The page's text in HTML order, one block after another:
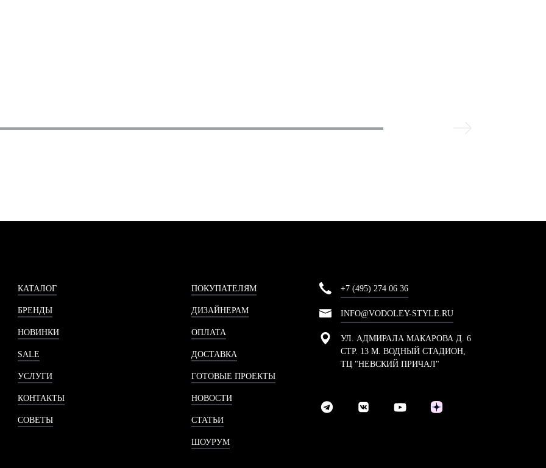
КАТАЛОГ
БРЕНДЫ
НОВИНКИ
SALE
УСЛУГИ
КОНТАКТЫ
СОВЕТЫ
ПОКУПАТЕЛЯМ
ДИЗАЙНЕРАМ
ОПЛАТА
ДОСТАВКА
ГОТОВЫЕ ПРОЕКТЫ
НОВОСТИ
СТАТЬИ
ШОУРУМ
+7 (495) 274 06 36
INFO@VODOLEY-STYLE.RU
УЛ. АДМИРАЛА МАКАРОВА Д. 6
СТР. 13 М. ВОДНЫЙ СТАДИОН,
ТЦ "НЕВСКИЙ ПРИЧАЛ"